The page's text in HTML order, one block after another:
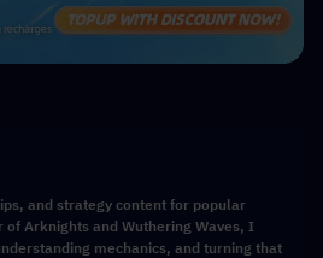
and strategy content for popular
of Arknights and Wuthering Waves, I
mechanics, and turning that